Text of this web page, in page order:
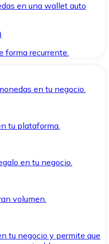
en una wallet auto
forma recurrente.
en tu negocio.
tu plataforma.
en tu negocio.
volumen.
tu negocio y permite que